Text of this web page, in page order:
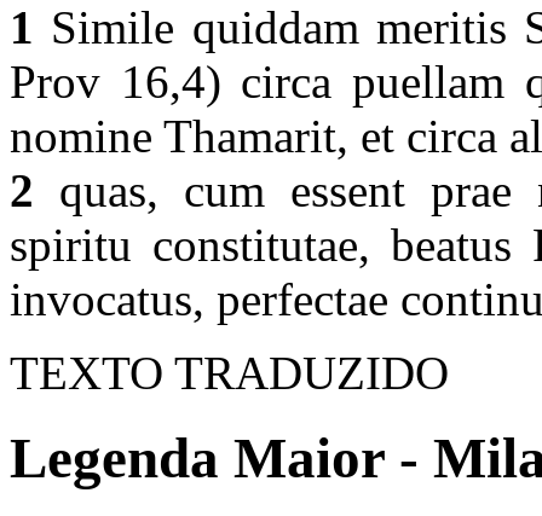
1 Simile quiddam meritis
Prov 16,4) circa puellam
nomine Thamarit, et circa
2 quas, cum essent
spiritu constitutae, beatus
invocatus, perfectae
TEXTO TRADUZIDO
Legenda Maior -